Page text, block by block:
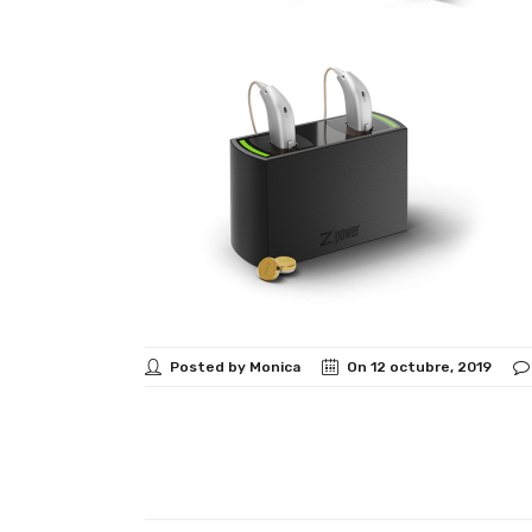
Posted by Monica On 12 octubre, 2019